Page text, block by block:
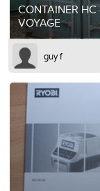
CONTAINER HC
VOYAGE
guy f